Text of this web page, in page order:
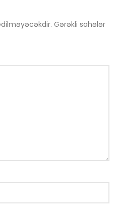
Gərəkli sahələr